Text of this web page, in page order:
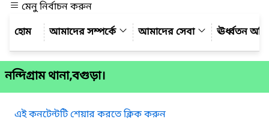
মেনু নির্বাচন করুন
আমাদের সম্পর্কে
আমাদের সেবা ঊর্ধ্বতন
নন্দিগ্রাম থানা,বগুড়া।
এই কনটেন্টটি শেয়ার করতে ক্লিক করুন